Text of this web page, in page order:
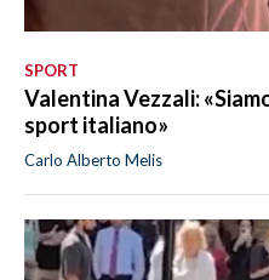
SPORT
Valentina Vezzali:
sport italiano»
Carlo Alberto Melis